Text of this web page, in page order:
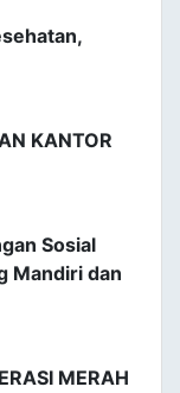
KANTOR
Sosial
Mandiri dan
MERAH